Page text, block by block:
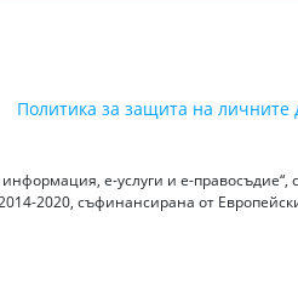
Политика за защита на личните
е-услуги и е-правосъдие“,
2020, съфинансирана от